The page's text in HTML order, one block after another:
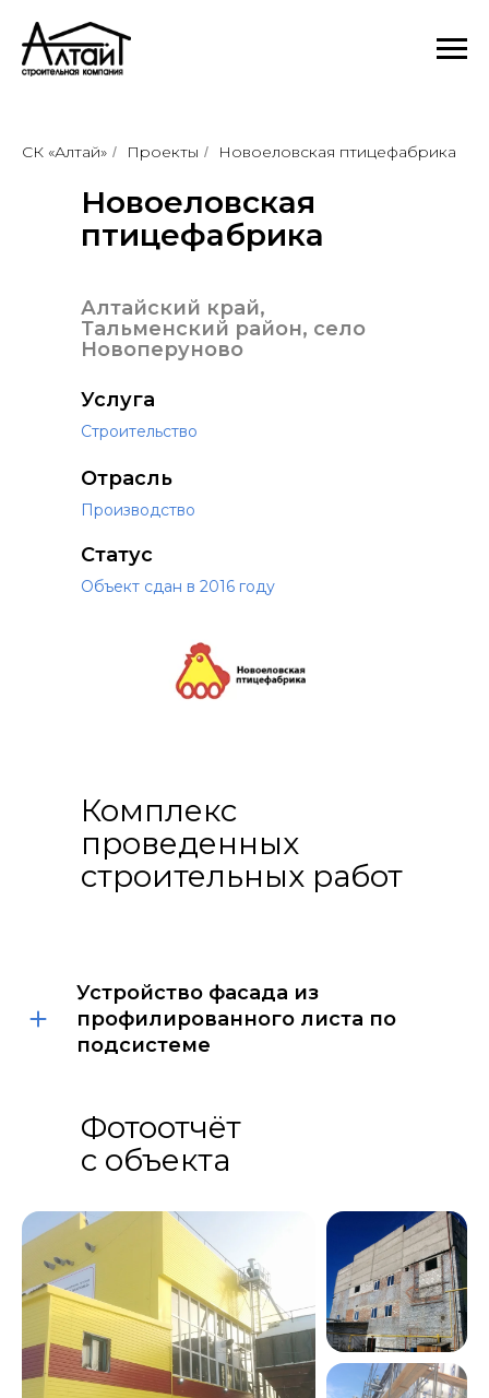
СК «Алтай» / Проекты / Новоеловская птицефабрика
Новоеловская
птицефабрика
Алтайский край,
Тальменский район, село
Новоперуново
Отрасль
Производство
Услуга
Строительство
Статус
Объект сдан в 2016 году
Комплекс
проведенных
строительных работ
Устройство фасада из
профилированного листа по
подсистеме
Фотоотчёт
с объекта